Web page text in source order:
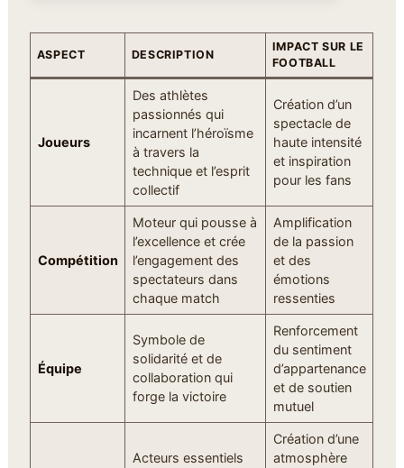
ASPECT DESCRIPTION
IMPACT SUR LE
FOOTBALL
Joueurs
Des athlètes
passionnés qui
incarnent l’héroïsme
à travers la
technique et l’esprit
collectif
Création d’un
spectacle de
haute intensité
et inspiration
pour les fans
Compétition
Moteur qui pousse à
l’excellence et crée
l’engagement des
spectateurs dans
chaque match
Amplification
de la passion
et des
émotions
ressenties
Équipe
Symbole de
solidarité et de
collaboration qui
forge la victoire
Renforcement
du sentiment
d’appartenance
et de soutien
mutuel
Acteurs essentiels
Création d’une
atmosphère